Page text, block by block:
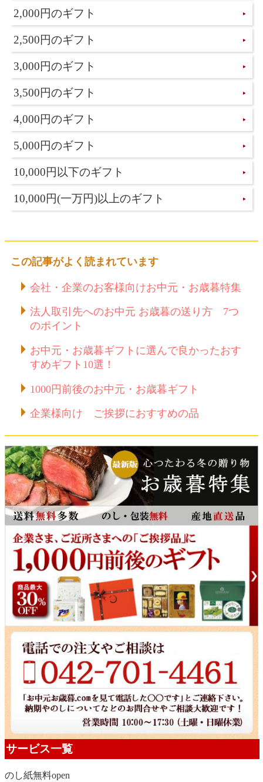
2,000円のギフト
2,500円のギフト
3,000円のギフト
3,500円のギフト
4,000円のギフト
5,000円のギフト
10,000円以下のギフト
10,000円(一万円)以上のギフト
この記事がよく読まれています
会社・企業のお客様向けお中元・お歳暮特集
法人取引先へのお中元 お歳暮の送り方 7つ
のポイント
お中元・お歳暮ギフトに選んで良かったおす
すめギフト10選！
1000円前後のお中元・お歳暮ギフト
企業様向け ご挨拶におすすめの品
サービス一覧
のし紙無料open